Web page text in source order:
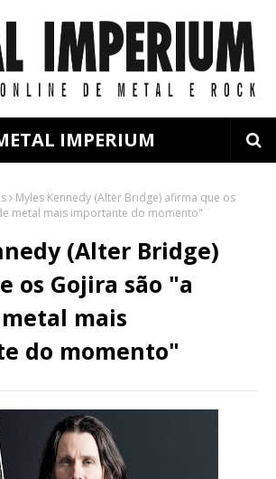
IMPERIUM
Myles Kennedy (Alter Bridge) afirma que os
metal mais importante do momento"
(Alter Bridge)
os Gojira são "a
mais
do momento"